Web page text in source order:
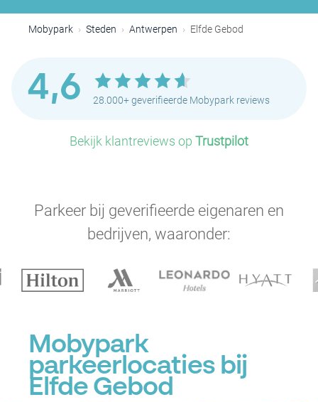
Mobypark Steden Antwerpen Elfde Gebod
4,6 28.000+ geverifieerde Mobypark reviews
Bekijk klantreviews op Trustpilot
Parkeer bij geverifieerde eigenaren en
bedrijven, waaronder:
Mobypark
parkeerlocaties bij
Elfde Gebod